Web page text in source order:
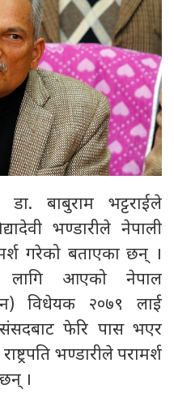
डा. बाबुराम भट्टराईले
भण्डारीले नेपाली
गरेको बताएका छन् ।
लागि आएको नेपाल
विधेयक २०७९ लाई
फेरि पास भएर
भण्डारीले परामर्श
।